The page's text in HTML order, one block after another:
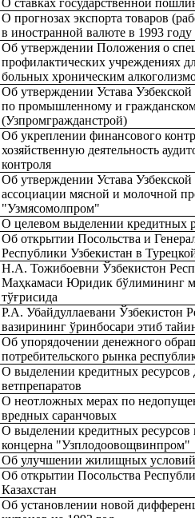
О ставках государственной
О прогнозах экспорта товаров
в иностранной валюте в 1993 году
Об утверждении Положения о
профилактических учреждениях
больных хроническим
Об утверждении Устава
по промышленному и
(Узпромгражданстрой)
Об укреплении финансового
хозяйственную деятельность
контроля
Об утверждении Устава
ассоциации мясной и молочной
"Узмясомолпром"
О целевом выделении кредитных
Об открытии Посольства и
Республики Узбекистан в
Н.А. Тожибоевни Ўзбекистон
Маҳкамаси Юридик бўлимининг
тўғрисида
Р.А. Убайдуллаевани Ўзбекистон
вазирининг ўринбосари этиб
Об упорядочении денежного
потребительского рынка
О выделении кредитных ресурсов
ветпрепаратов
О неотложных мерах по
вредных саранчовых
О выделении кредитных
концерна "Узплодоовощвинпром"
Об улучшении жилищных условий
Об открытии Посольства
Казахстан
Об установлении новой